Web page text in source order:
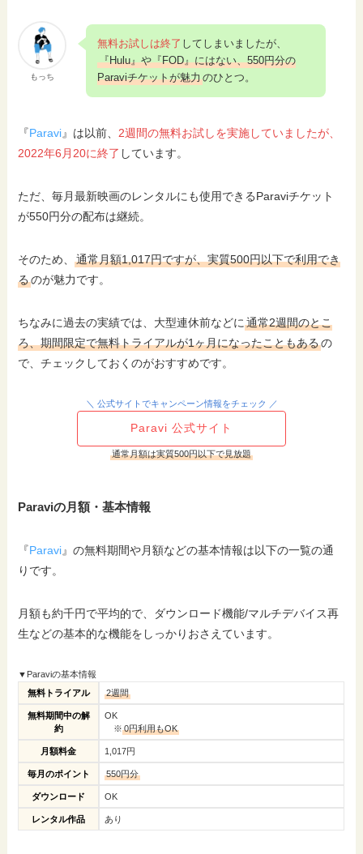
もっち
無料お試しは終了 してしまいましたが、
『Hulu』や『FOD』にはない、550円分の
Paraviチケットが魅力のひとつ。
『Paravi』は以前、 2週間の無料お試しを実施していましたが、
2022年6月20に終了 しています。
ただ、毎月最新映画のレンタルにも使用できるParaviチケット
が550円分の配布は継続。
そのため、通常月額1,017円ですが、実質500円以下で利用でき
るのが魅力です。
ちなみに過去の実績では、大型連休前などに通常2週間のとこ
ろ、期間限定で無料トライアルが1ヶ月になったこともあるの
で、チェックしておくのがおすすめです。
＼ 公式サイトでキャンペーン情報をチェック ／
Paravi 公式サイト
通常月額は実質500円以下で見放題
Paraviの月額・基本情報
『Paravi』の無料期間や月額などの基本情報は以下の一覧の通
りです。
月額も約千円で平均的で、ダウンロード機能/マルチデバイス再
生などの基本的な機能をしっかりおさえています。
▼Paraviの基本情報
無料トライアル
2週間
無料期間中の解
約
OK
※ 0円利用もOK
月額料金 1,017円
毎月のポイント 550円分
ダウンロード OK
レンタル作品 あり